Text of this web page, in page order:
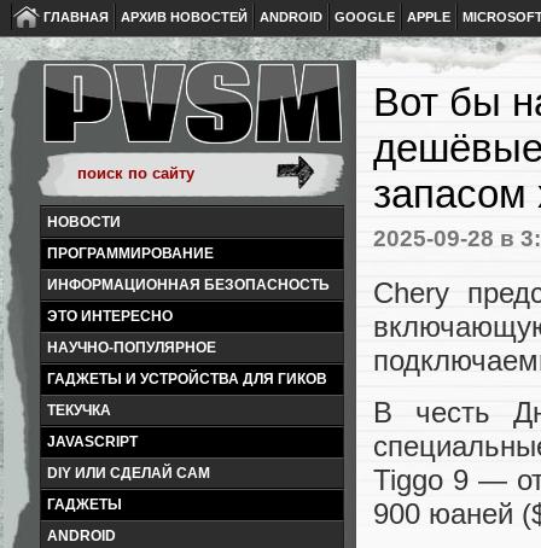
ГЛАВНАЯ АРХИВ НОВОСТЕЙ ANDROID GOOGLE APPLE
НОВОСТИ
ПРОГРАММИРОВАНИЕ
ИНФОРМАЦИОННАЯ БЕЗОПАСНОСТЬ
ЭТО ИНТЕРЕСНО
НАУЧНО-ПОПУЛЯРНОЕ
ГАДЖЕТЫ И УСТРОЙСТВА ДЛЯ ГИКОВ
ТЕКУЧКА
JAVASCRIPT
DIY ИЛИ СДЕЛАЙ САМ
ГАДЖЕТЫ
ANDROID
Вот бы
дешёвые
запасом
2025-09-28 в
Chery
В честь
Tiggo 9 —
900 юаней